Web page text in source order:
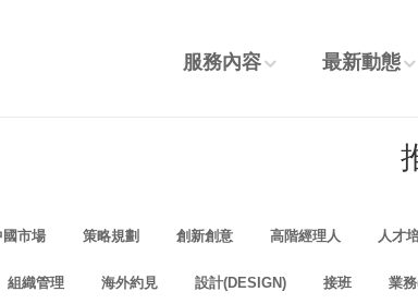
服務內容 最新動態
國市場 策略規劃 創新創意 高階經理人 人才
組織管理 海外約見 設計(DESIGN) 接班 業